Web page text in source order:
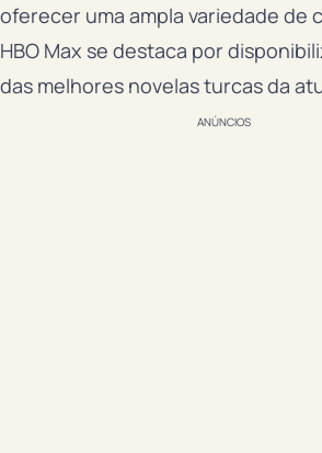
oferecer uma ampla variedade de
HBO Max se destaca por
das melhores novelas turcas da
ANÚNCIOS